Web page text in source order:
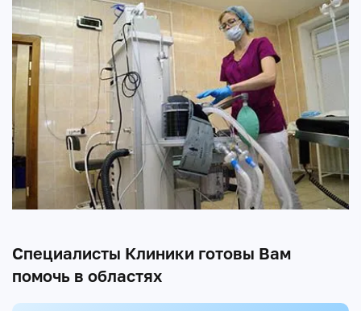
Специалисты Клиники готовы Вам
помочь в областях